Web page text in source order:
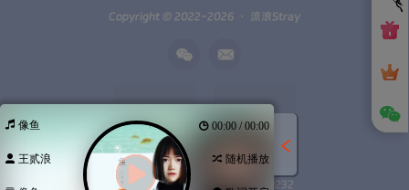
Copyright © 2022-2026 ・ 流浪Stray
扫码加微信 Q群100949232
像鱼 00:00 / 00:00
王贰浪 随机播放